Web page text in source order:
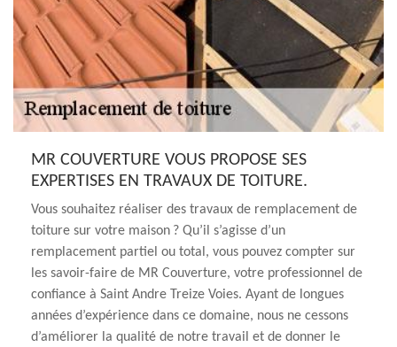
MR COUVERTURE VOUS PROPOSE SES
EXPERTISES EN TRAVAUX DE TOITURE.
Vous souhaitez réaliser des travaux de remplacement de
toiture sur votre maison ? Qu’il s’agisse d’un
remplacement partiel ou total, vous pouvez compter sur
les savoir-faire de MR Couverture, votre professionnel de
confiance à Saint Andre Treize Voies. Ayant de longues
années d’expérience dans ce domaine, nous ne cessons
d’améliorer la qualité de notre travail et de donner le